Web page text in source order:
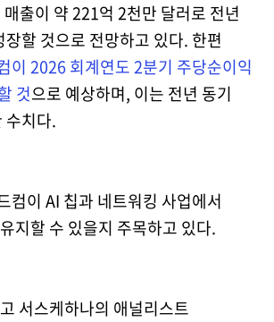
출이 약 221억 2천만 달러로 전년
할 것으로 전망하고 있다. 한편
이 2026 회계연도 2분기 주당순이익
것으로 예상하며, 이는 전년 동기
수치다.
컴이 AI 칩과 네트워킹 사업에서
지할 수 있을지 주목하고 있다.
서스케하나의 애널리스트